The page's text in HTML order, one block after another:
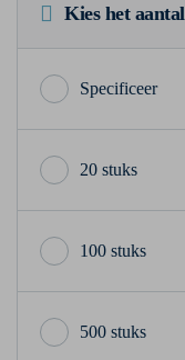
Kies het aantal
20 stuks
100 stuks
500 stuks